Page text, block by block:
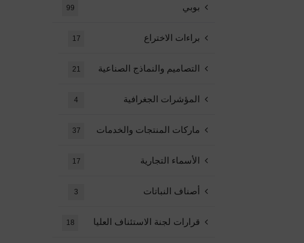
بوبي 99
براءات الاختراع 17
التصاميم والنماذج الصناعية 21
المؤشرات الجغرافية 4
ماركات المنتجات والخدمات 37
الأسماء التجارية 17
أصناف النباتات 3
قرارات لجنة الاستئناف العليا 18